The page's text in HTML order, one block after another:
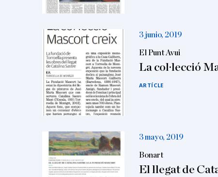
3 junio, 2019
El Punt Avui
La col·lecció
ARTÍCLE
3 mayo, 2019
Bonart
El llegat de